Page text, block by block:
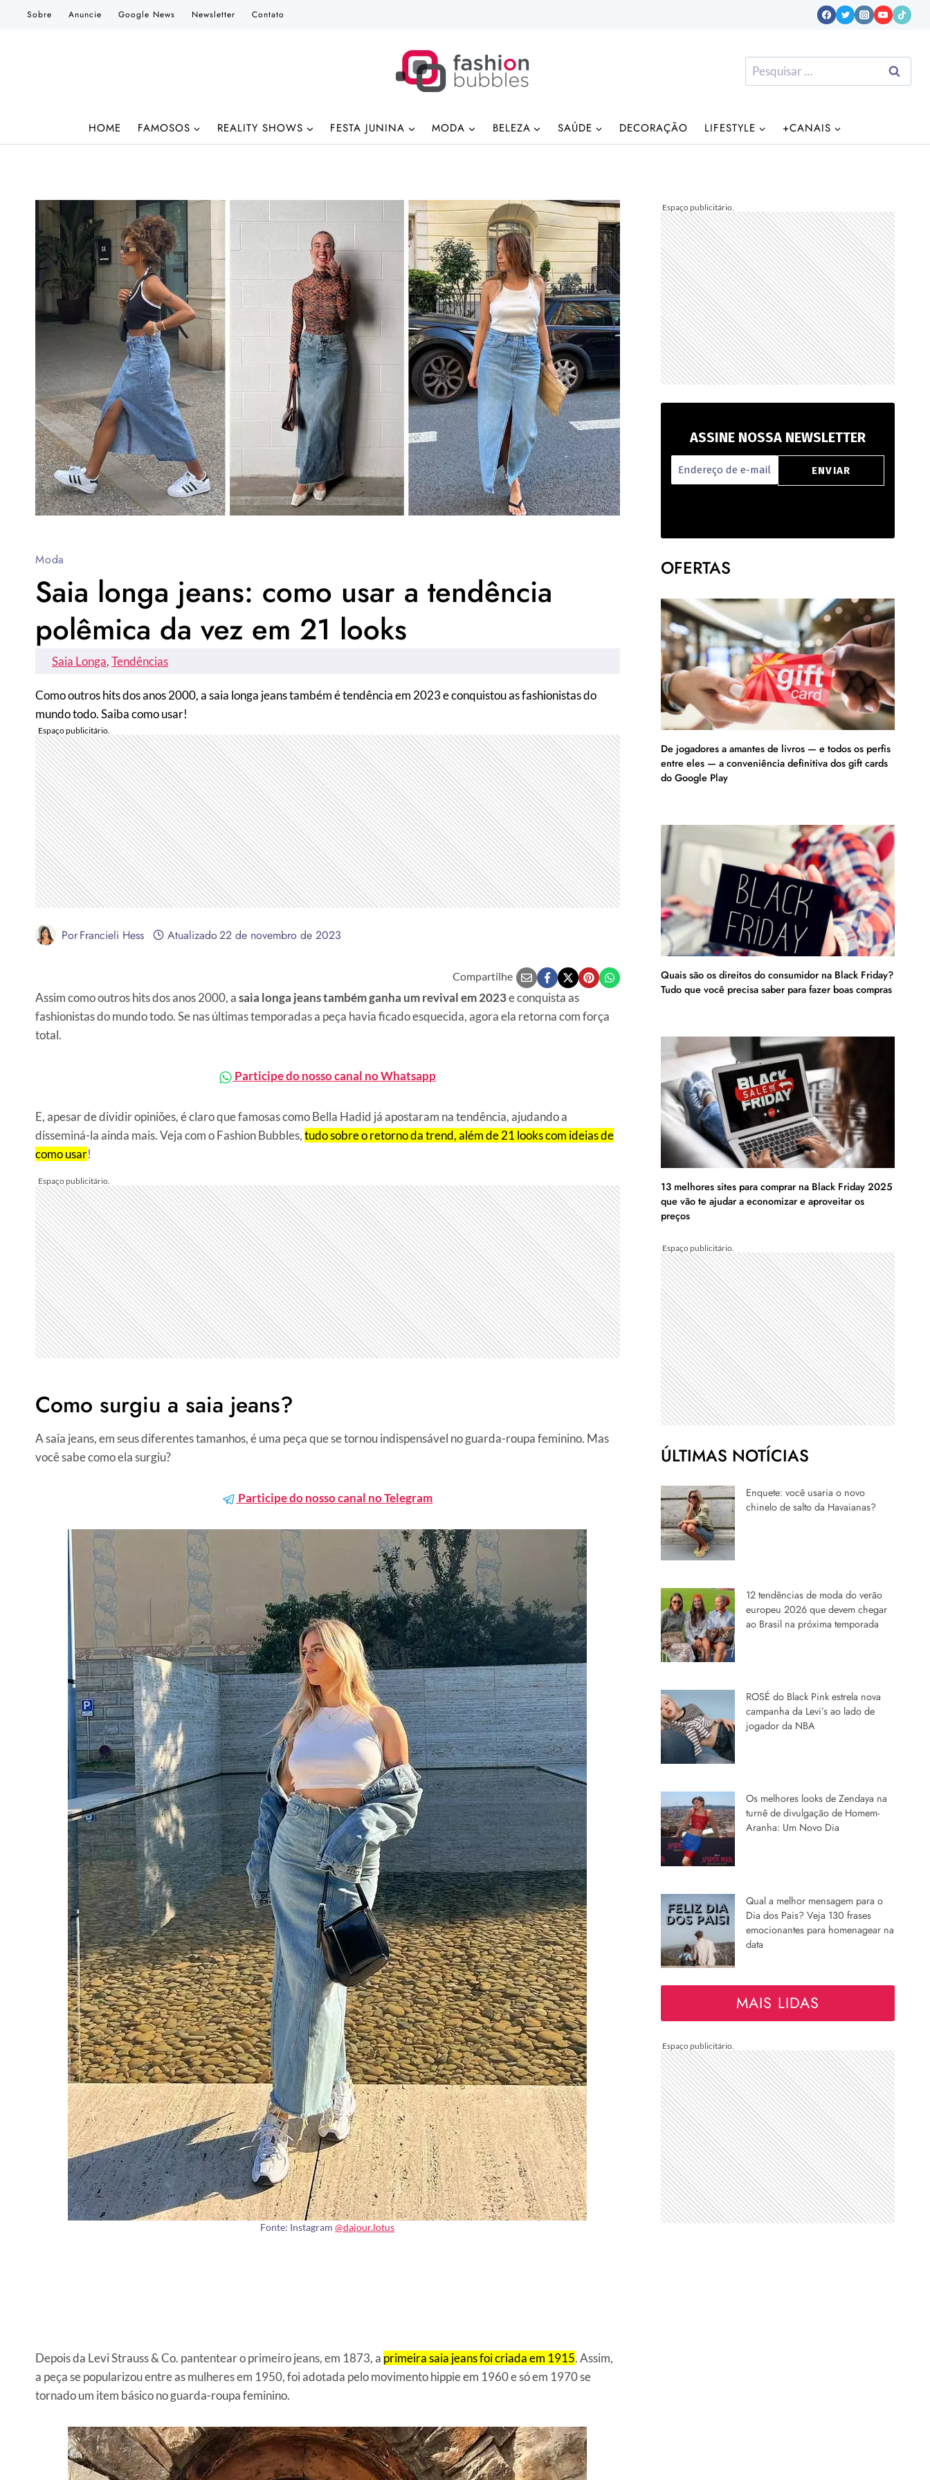
Sobre Anuncie Google News Newsletter Contato
Pesquisar
por:
HOME FAMOSOS REALITY SHOWS FESTA JUNINA MODA BELEZA SAÚDE DECORAÇÃO LIFESTYLE +CANAIS
Moda
Saia longa jeans: como usar a tendência
polêmica da vez em 21 looks
Saia Longa, Tendências
Como outros hits dos anos 2000, a saia longa jeans também é tendência em 2023 e conquistou as fashionistas do
mundo todo. Saiba como usar!
PorFrancieli Hess Atualizado22 de novembro de 2023
Compartilhe
Assim como outros hits dos anos 2000, asaia longa jeans também ganha um revival em 2023e conquista as
fashionistas do mundo todo. Se nas últimas temporadas a peça havia ficado esquecida, agora ela retorna com força
total.
Participe do nosso canal no Whatsapp
E, apesar de dividir opiniões, é claro que famosas como Bella Hadid já apostaram na tendência, ajudando a
disseminá-la ainda mais. Veja com o Fashion Bubbles,tudo sobre o retorno da trend, além de 21 looks com ideias de
como usar!
Como surgiu a saia jeans?
A saia jeans, em seus diferentes tamanhos, é uma peça que se tornou indispensável no guarda-roupa feminino. Mas
você sabe como ela surgiu?
Participe do nosso canal no Telegram
Fonte: Instagram@dajour.lotus
Depois da Levi Strauss & Co. pantentear o primeiro jeans, em 1873, a primeira saia jeans foi criada em 1915. Assim,
a peça se popularizou entre as mulheres em 1950, foi adotada pelo movimento hippie em 1960 e só em 1970 se
tornado um item básico no guarda-roupa feminino.
ASSINE NOSSA NEWSLETTER
OFERTAS
De jogadores a amantes de livros — e todos os perfis
entre eles — a conveniência definitiva dos gift cards
do Google Play
Quais são os direitos do consumidor na Black Friday?
Tudo que você precisa saber para fazer boas compras
13 melhores sites para comprar na Black Friday 2025
que vão te ajudar a economizar e aproveitar os
preços
ÚLTIMAS NOTÍCIAS
Enquete: você usaria o novo
chinelo de salto da Havaianas?
12 tendências de moda do verão
europeu 2026 que devem chegar
ao Brasil na próxima temporada
ROSÉ do Black Pink estrela nova
campanha da Levi’s ao lado de
jogador da NBA
Os melhores looks de Zendaya na
turnê de divulgação de Homem-
Aranha: Um Novo Dia
Qual a melhor mensagem para o
Dia dos Pais? Veja 130 frases
emocionantes para homenagear na
data
MAIS LIDAS